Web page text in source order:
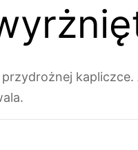
kapliczce.